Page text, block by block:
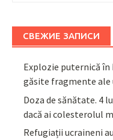
СВЕЖИЕ ЗАПИСИ
Explozie puternică
găsite fragmente ale
Doza de sănătate. 4
dacă ai colesterolul
Refugiații ucraineni